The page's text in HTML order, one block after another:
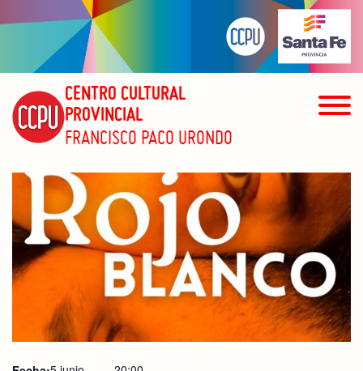
CENTRO CULTURAL
PROVINCIAL
FRANCISCO PACO URONDO